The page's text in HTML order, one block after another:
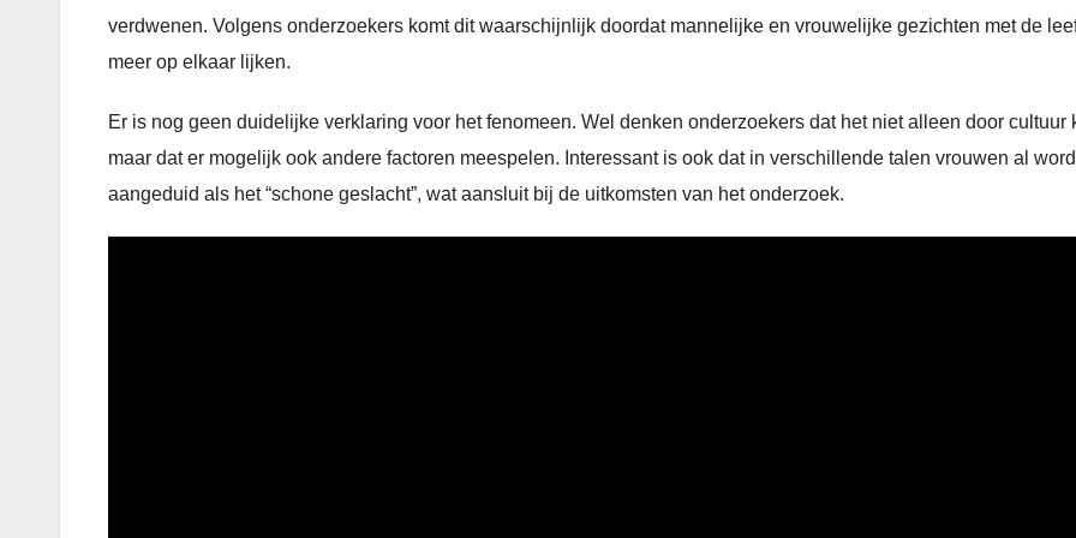
verdwenen. Volgens onderzoekers komt dit waarschijnlijk doordat mannelijke en vrouwelijke gezichten met de
meer op elkaar lijken.
Er is nog geen duidelijke verklaring voor het fenomeen. Wel denken onderzoekers dat het niet alleen door cultuur
maar dat er mogelijk ook andere factoren meespelen. Interessant is ook dat in verschillende talen vrouwen al
aangeduid als het “schone geslacht”, wat aansluit bij de uitkomsten van het onderzoek.